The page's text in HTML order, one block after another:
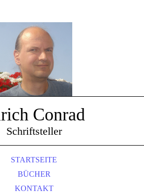
Conrad
Schriftsteller
STARTSEITE
BÜCHER
KONTAKT